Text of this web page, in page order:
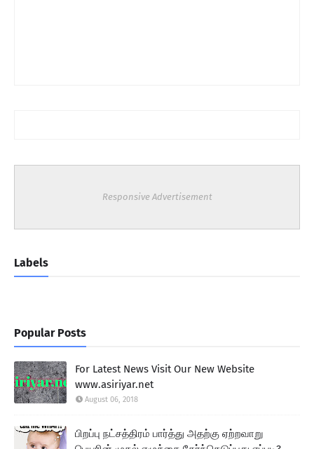
Responsive Advertisement
Labels
Popular Posts
For Latest News Visit Our New Website
www.asiriyar.net
August 06, 2018
பிறப்பு நட்சத்திரம் பார்த்து அதற்கு ஏற்றவாறு